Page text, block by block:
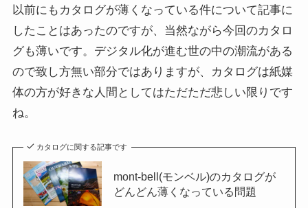
以前にもカタログが薄くなっている件について記事に
したことはあったのですが、当然ながら今回のカタロ
グも薄いです。デジタル化が進む世の中の潮流がある
ので致し方無い部分ではありますが、カタログは紙媒
体の方が好きな人間としてはただただ悲しい限りです
ね。
カタログに関する記事です
mont-bell(モンベル)のカタログが
どんどん薄くなっている問題